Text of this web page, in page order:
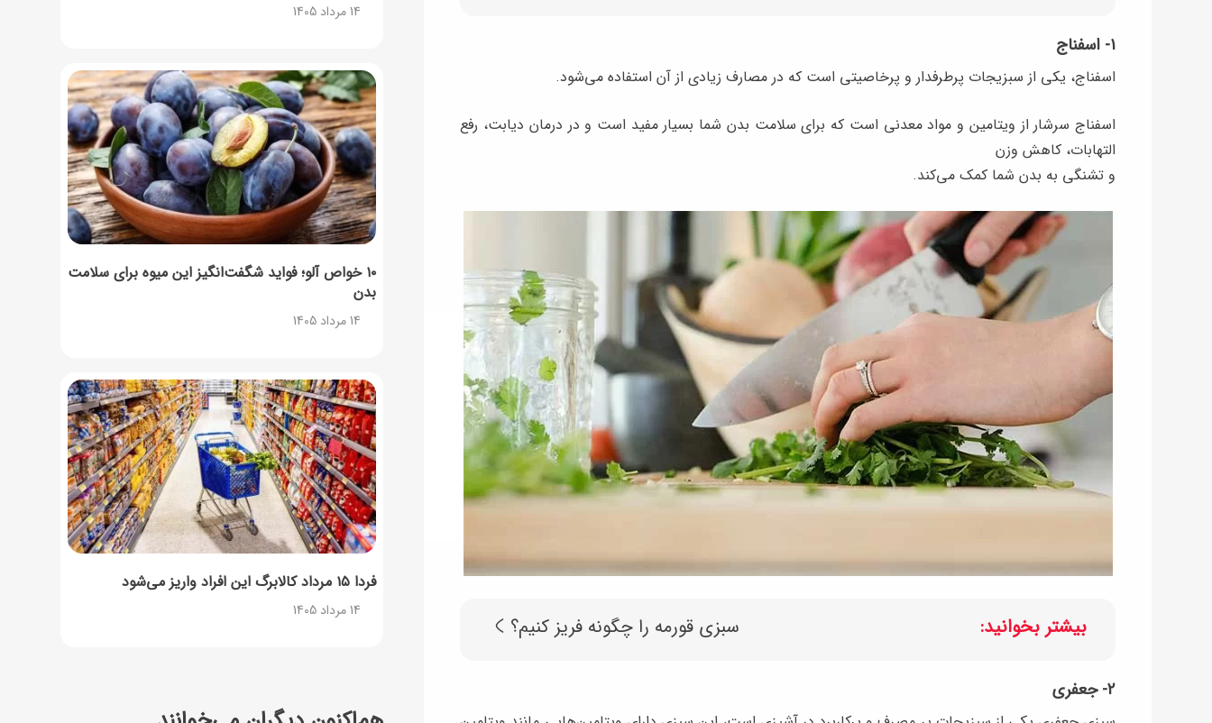
۱- اسفناج
اسفناج، یکی از سبزیجات پرطرفدار و پرخاصیتی است که در مصارف زیادی از آن استفاده می‌شود.
اسفناج سرشار از ویتامین و مواد معدنی است که برای سلامت بدن شما بسیار مفید است و در درمان دیابت، رفع
التهابات، کاهش وزن
و تشنگی به بدن شما کمک می‌کند.
بیشتر بخوانید: سبزی قورمه را چگونه فریز کنیم؟
۲- جعفری
14 مرداد 1405
۱۰ خواص آلو؛ فواید شگفت‌انگیز این میوه برای سلامت
بدن
14 مرداد 1405
فردا ۱۵ مرداد کالابرگ این افراد واریز می‌شود
14 مرداد 1405